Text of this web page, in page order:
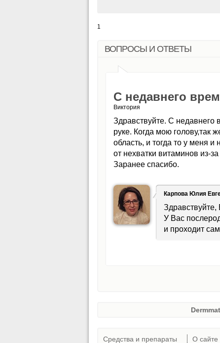
1
ВОПРОСЫ И ОТВЕТЫ
С недавнего
Виктория
Здравствуйте. С недавнего
руке. Когда мою голову,так
область, и тогда то у меня
от нехватки витаминов из-
Заранее спасибо.
Карпова Юлия
Здравствуйте,
У Вас
и проходит
Средства и препараты О сайте